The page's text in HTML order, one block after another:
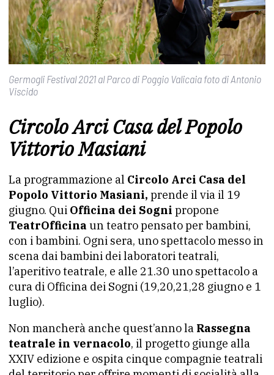
Germogli Festival 2021 al Parco di Poggio Valicaia foto di Antonio
Viscido
Circolo Arci Casa del Popolo
Vittorio Masiani
La programmazione al Circolo Arci Casa del
Popolo Vittorio Masiani, prende il via il 19
giugno. Qui Officina dei Sogni propone
TeatrOfficina un teatro pensato per bambini,
con i bambini. Ogni sera, uno spettacolo messo in
scena dai bambini dei laboratori teatrali,
l’aperitivo teatrale, e alle 21.30 uno spettacolo a
cura di Officina dei Sogni (19,20,21,28 giugno e 1
luglio).
Non mancherà anche quest’anno la Rassegna
teatrale in vernacolo, il progetto giunge alla
XXIV edizione e ospita cinque compagnie teatrali